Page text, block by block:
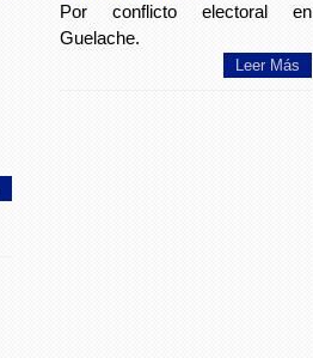
Por conflicto electoral en
Guelache.
Leer Más